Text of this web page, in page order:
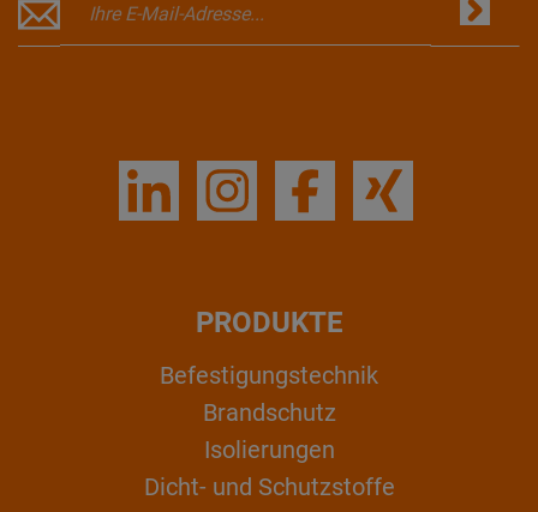
PRODUKTE
Befestigungstechnik
Brandschutz
Isolierungen
Dicht- und Schutzstoffe